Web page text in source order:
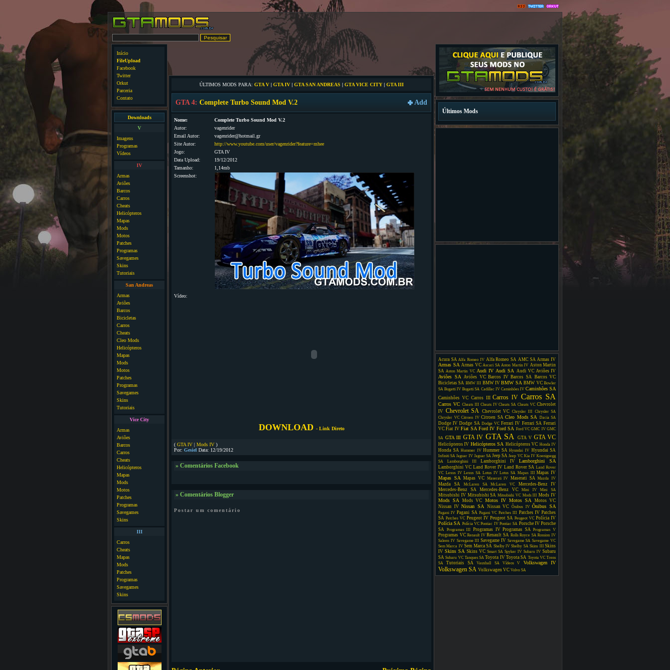
Início
FileUpload
Facebook
Twitter
Orkut
Parceria
Contato
Downloads
V
Imagens
Programas
Vídeos
IV
Armas
Aviões
Barcos
Carros
Cheats
Helicópteros
Mapas
Mods
Motos
Patches
Programas
Savegames
Skins
Tutoriais
San Andreas
Armas
Aviões
Barcos
Bicicletas
Carros
Cheats
Cleo Mods
Helicópteros
Mapas
Mods
Motos
Patches
Programas
Savegames
Skins
Tutoriais
Vice City
Armas
Aviões
Barcos
Carros
Cheats
Helicópteros
Mapas
Mods
Motos
Patches
Programas
Savegames
Skins
III
Carros
Cheats
Mapas
Mods
Patches
Programas
Savegames
Skins
ÚLTIMOS MODS PARA: GTA V| GTA IV| GTA SAN ANDREAS | GTA VICE CITY| GTA III
GTA 4: Complete Turbo Sound Mod V.2 Add
Nome:
Complete Turbo Sound Mod V.2
Autor:
vagenrider
Email Autor:
vagenrider@hotmail.gr
Site Autor:
http://www.youtube.com/user/vagenrider?feature=mhee
Jogo:
GTA IV
Data Upload:
19/12/2012
Tamanho:
1,14mb
Screenshot:
Vídeo:
DOWNLOAD - Link Direto
( GTA IV | Mods IV )
Por: Gesiel Data: 12/19/2012
» Comentários Facebook
» Comentários Blogger
Postar um comentário
Últimos Mods
Acura SA Alfa Romeo IV Alfa Romeo SA AMC SA Armas IV
Armas SA Armas VC Ascari SA Aston Martin IV Aston Martin
SA Aston Martin VC Audi IV Audi SA Audi VC Aviões IV
Aviões SA Aviões VC Barcos IV Barcos SA Barcos VC
Bicicletas SA BMW III BMW IV BMW SA BMW VC Bowler
SA Bugatti IV Bugatti SA Cadillac IV Caminhões IV Caminhões SA
Caminhões VC Carros III Carros IV Carros SA
Carros VC Cheats III Cheats IV Cheats SA Cheats VC Chevrolet
IV Chevrolet SA Chevrolet VC Chrysler III Chrysler SA
Chrysler VC Citroen IV Citroen SA Cleo Mods SA Dacia SA
Dodge IV Dodge SA Dodge VC Ferrari IV Ferrari SA Ferrari
VC Fiat IV Fiat SA Ford IV Ford SA Ford VC GMC IV GMC
SA GTA III GTA IV GTA SA GTA V GTA VC
Helicópteros IV Helicópteros SA Helicópteros VC Honda IV
Honda SA Hummer IV Hummer SA Hyundai IV Hyundai SA
Infiniti SA Jaguar IV Jaguar SA Jeep SA Jeep VC Kia IV Koenigsegg
SA
Lamborghini III Lamborghini IV Lamborghini SA
Lamborghini VC Land Rover IV Land Rover SA Land Rover
VC Lexus IV Lexus SA Lotus IV Lotus SA Mapas III Mapas IV
Mapas SA Mapas VC Maserati IV Maserati SA Mazda IV
Mazda SA McLaren SA McLaren VC
Mercedes-Benz IV
Mercedes-Benz SA
Mercedes-Benz VC Mini IV Mini SA
Mitsubishi IV Mitsubishi SA Mitsubishi VC Mods III Mods IV
Mods SA Mods VC Motos IV Motos SA
Motos VC
Nissan IV Nissan SA Nissan VC Ônibus IV Ônibus SA
Pagani IV Pagani SA Pagani VC Patches III Patches IV Patches
SA Patches VC Peugeot IV Peugeot SA Peugeot VC Polícia IV
Polícia SA Polícia VC Pontiac IV Pontiac SA Porsche IV Porsche
SA Programas III Programas IV Programas SA Programas V
Programas VC Renault IV Renault SA Rolls Royce SA Rossion IV
Saleen IV Savegame III Savegame IV Savegame SA Savegame VC
Sem Marca IV Sem Marca SA Shelby IV Shelby SA Skins III Skins
IV Skins SA Skins VC Smart SA Spyker IV Subaru IV Subaru
SA Subaru VC Tanques SA Toyota IV Toyota SA Toyota VC Trens
SA
Tutoriais SA Vauxhall SA Vídeos V Volkswagen IV
Volkswagen SA Volkswagen VC Volvo SA